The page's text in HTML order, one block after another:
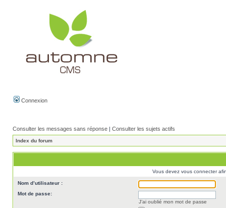
Connexion
Consulter les messages sans réponse | Consulter les sujets actifs
Index du forum
Vous devez vous connecter
Nom d’utilisateur :
Mot de passe:
J’ai oublié mon mot de passe